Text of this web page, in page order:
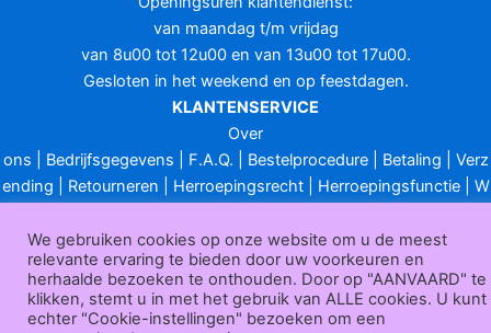
van maandag t/m vrijdag
van 8u00 tot 12u00 en van 13u00 tot 17u00.
Gesloten in het weekend en op feestdagen.
KLANTENSERVICE
Over
ons
Bedrijfsgegevens F.A.Q. Bestelprocedure| Betaling
Verz
ending
Retourneren Herroepingsrecht| Herroepingsfunctie| W
Algemene voorwaarden|Privacy policy|Sitemap| Disclaimer
Maxisafety.nl © 2026
We gebruiken cookies op onze website om u de meest
relevante ervaring te bieden door uw voorkeuren en
herhaalde bezoeken te onthouden. Door op "AANVAARD" te
klikken, stemt u in met het gebruik van ALLE cookies. U kunt
echter "Cookie-instellingen" bezoeken om een